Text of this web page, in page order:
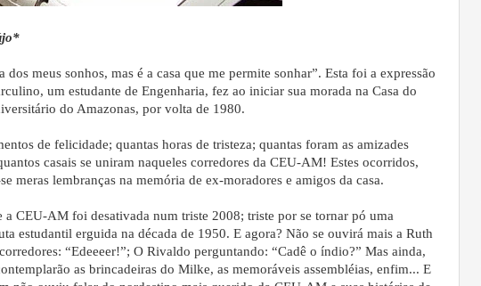
dos meus sonhos, mas é a casa que me permite sonhar”. Esta foi a expressão
um estudante de Engenharia, fez ao iniciar sua morada na Casa do
do Amazonas, por volta de 1980.
de felicidade; quantas horas de tristeza; quantas foram as amizades
casais se uniram naqueles corredores da CEU-AM! Estes ocorridos,
meras lembranças na memória de ex-moradores e amigos da casa.
a CEU-AM foi desativada num triste 2008; triste por se tornar pó uma
estudantil erguida na década de 1950. E agora? Não se ouvirá mais a Ruth
“Edeeeer!”; O Rivaldo perguntando: “Cadê o índio?” Mas ainda,
as brincadeiras do Milke, as memoráveis assembléias, enfim... E